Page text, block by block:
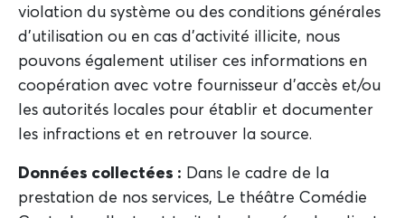
violation du système ou des conditions générales
d'utilisation ou en cas d'activité illicite, nous
pouvons également utiliser ces informations en
coopération avec votre fournisseur d'accès et/ou
les autorités locales pour établir et documenter
les infractions et en retrouver la source.
Données collectées : Dans le cadre de la
prestation de nos services, Le théâtre Comédie